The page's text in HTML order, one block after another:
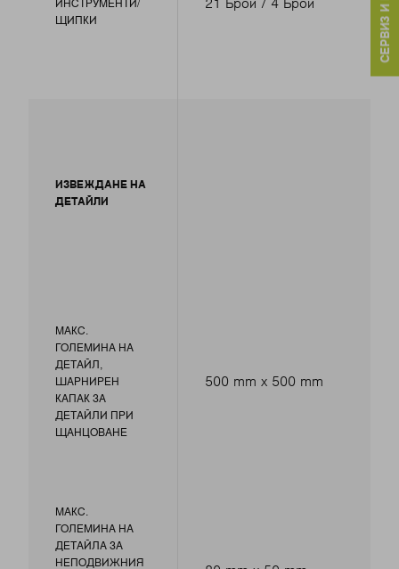
ИНСТРУМЕНТИ/
ЩИПКИ
ИЗВЕЖДАНЕ НА
ДЕТАЙЛИ
МАКС.
ГОЛЕМИНА НА
ДЕТАЙЛ,
ШАРНИРЕН
КАПАК ЗА
ДЕТАЙЛИ ПРИ
ЩАНЦОВАНЕ
МАКС.
ГОЛЕМИНА НА
ДЕТАЙЛА ЗА
НЕПОДВИЖНИЯ
21 Брой / 4 Брой
500 mm x 500 mm